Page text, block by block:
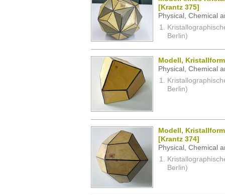
[Krantz 375]
Physical, Chemical
Berlin)
Modell,
Physical, Chemical
Berlin)
Modell,
[Krantz 374]
Physical, Chemical
Berlin)